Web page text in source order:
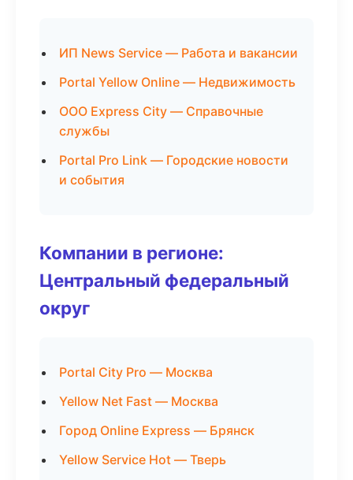
ИП News Service — Работа и вакансии
Portal Yellow Online — Недвижимость
ООО Express City — Справочные
службы
Portal Pro Link — Городские новости
и события
Компании в регионе:
Центральный федеральный
округ
Portal City Pro — Москва
Yellow Net Fast — Москва
Город Online Express — Брянск
Yellow Service Hot — Тверь